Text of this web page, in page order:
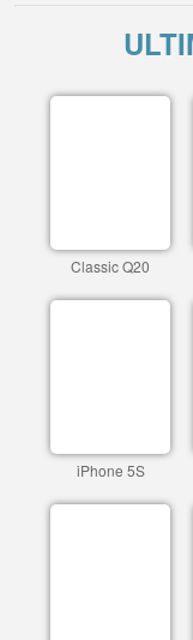
Classic Q20
iPhone 5S